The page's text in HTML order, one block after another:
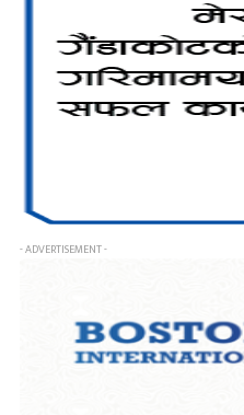
- ADVERTISEMENT -